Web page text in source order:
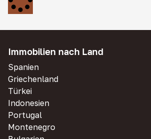
Immobilien nach Land
Spanien
Griechenland
Türkei
Indonesien
Portugal
Montenegro